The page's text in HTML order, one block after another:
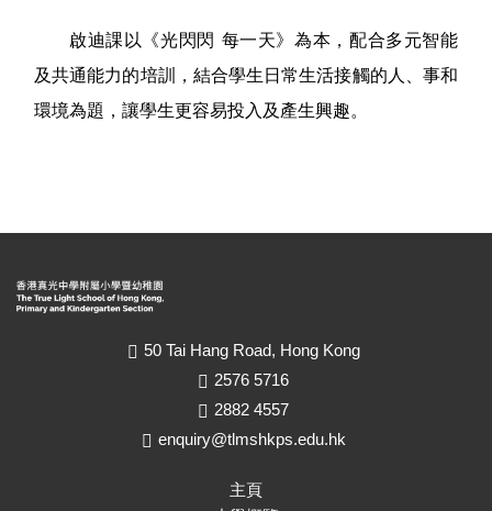
啟迪課以《光閃閃 每一天》為本，配合多元智能
及共通能力的培訓，結合學生日常生活接觸的人、事和
環境為題，讓學生更容易投入及產生興趣。
50 Tai Hang Road, Hong Kong
2576 5716
2882 4557
enquiry@tlmshkps.edu.hk
主頁